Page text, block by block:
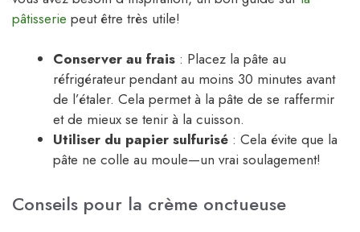
pâtisserie peut être très utile!
Conserver au frais : Placez la pâte au
réfrigérateur pendant au moins 30 minutes avant
de l’étaler. Cela permet à la pâte de se raffermir
et de mieux se tenir à la cuisson.
Utiliser du papier sulfurisé : Cela évite que la
pâte ne colle au moule—un vrai soulagement!
Conseils pour la crème onctueuse